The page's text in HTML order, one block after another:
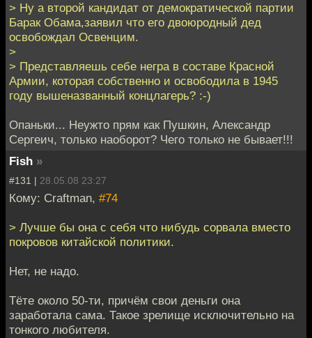
> Ну а второй кандидат от демократической партии
Барак Обама,заявил что его двоюродный дед
освобождал Освенцим.
>
> Представляешь себе негра в составе Красной
Армии, которая собственно и освободила в 1945
году вышеназванный концлагерь? :-)
Опаньки... Неужто прям как Пушкин, Александр
Сергеич, только наоборот? Чего только не бывает!!!
Fish »
#131 | 28.05.08 23:27
Кому: Craftman, #74
> Лучше бы она с себя что нибудь сорвала вместо
покровов китайской политики.
Нет, не надо.
Тёте около 50-ти, причём свои деньги она
заработала сама. Такое зрелище исключительно на
тонкого любителя.